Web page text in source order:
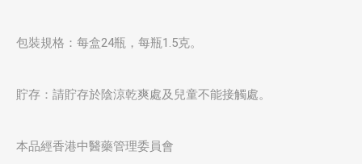
包裝規格：每盒24瓶，每瓶1.5克。
貯存：請貯存於陰涼乾爽處及兒童不能接觸處。
本品經香港中醫藥管理委員會